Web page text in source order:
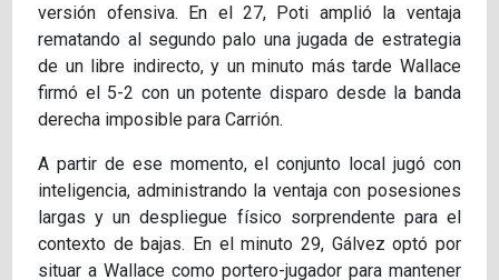
versión ofensiva. En el 27, Poti amplió la ventaja
rematando al segundo palo una jugada de estrategia
de un libre indirecto, y un minuto más tarde Wallace
firmó el 5-2 con un potente disparo desde la banda
derecha imposible para Carrión.
A partir de ese momento, el conjunto local jugó con
inteligencia, administrando la ventaja con posesiones
largas y un despliegue físico sorprendente para el
contexto de bajas. En el minuto 29, Gálvez optó por
situar a Wallace como portero-jugador para mantener